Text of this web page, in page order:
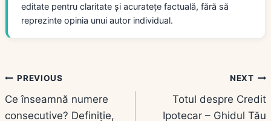
editate pentru claritate și acuratețe factuală, fără să
reprezinte opinia unui autor individual.
Navigare
în
PREVIOUS
Ce înseamnă numere
consecutive? Definiție,
NEXT
Totul despre Credit
Ipotecar – Ghidul Tău